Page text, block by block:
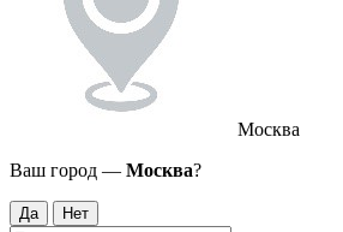
Москва
Ваш город — Москва?
Да Нет